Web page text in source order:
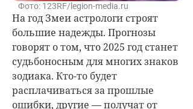
Фото: 123RF/legion-media.ru
На год Змеи астрологи строят
большие надежды. Прогнозы
говорят о том, что 2025 год станет
судьбоносным для многих знаков
зодиака. Кто-то будет
расплачиваться за прошлые
ошибки, другие — получат от